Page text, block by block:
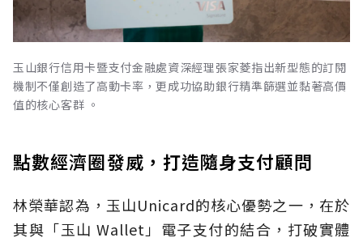
玉山銀行信用卡暨支付金融處資深經理張家菱指出新型態的訂閱
機制不僅創造了高動卡率，更成功協助銀行精準篩選並黏著高價
值的核心客群 。
點數經濟圈發威，打造隨身支付顧問
林榮華認為，玉山Unicard的核心優勢之一，在於
其與「玉山 Wallet」電子支付的結合，打破實體